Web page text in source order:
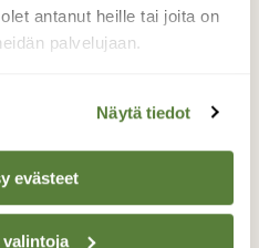
antanut heille tai joita on
palvelujaan.
Näytä tiedot
evästeet
valintoja
Virrat Rantakunta 3.7-20